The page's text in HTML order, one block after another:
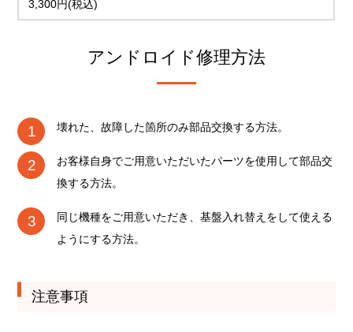
3,300円(税込)
アンドロイド修理方法
壊れた、故障した箇所のみ部品交換する方法。
お客様自身でご用意いただいたパーツを使用して部品交
換する方法。
同じ機種をご用意いただき、基盤入れ替えをして使える
ようにする方法。
注意事項